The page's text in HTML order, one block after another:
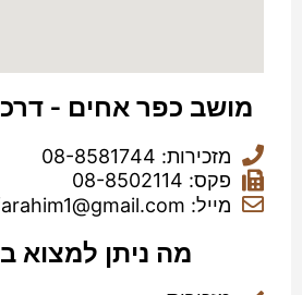
מושב כפר אחים -
מזכירות: 08-8581744
פקס: 08-8502114
מייל: Kfarahim1@gmail.com
מה ניתן למצוא